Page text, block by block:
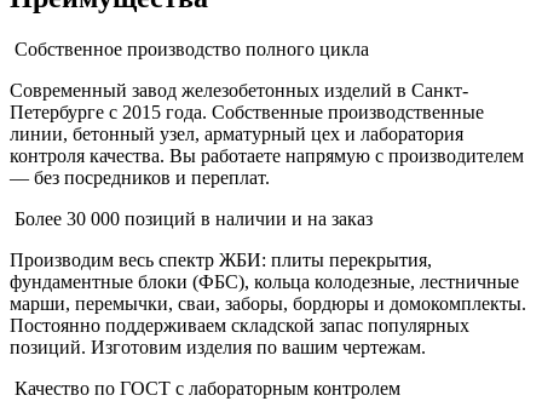
Собственное производство полного цикла
Современный завод железобетонных изделий в Санкт-
Петербурге с 2015 года. Собственные производственные
линии, бетонный узел, арматурный цех и лаборатория
контроля качества. Вы работаете напрямую с производителем
— без посредников и переплат.
Более 30 000 позиций в наличии и на заказ
Производим весь спектр ЖБИ: плиты перекрытия,
фундаментные блоки (ФБС), кольца колодезные, лестничные
марши, перемычки, сваи, заборы, бордюры и домокомплекты.
Постоянно поддерживаем складской запас популярных
позиций. Изготовим изделия по вашим чертежам.
Качество по ГОСТ с лабораторным контролем